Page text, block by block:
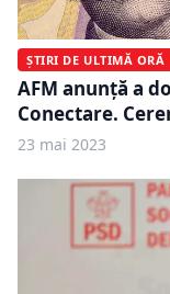
ȘTIRI DE ULTIMĂ ORĂ
AFM anunță a
Conectare.
23 mai 2023